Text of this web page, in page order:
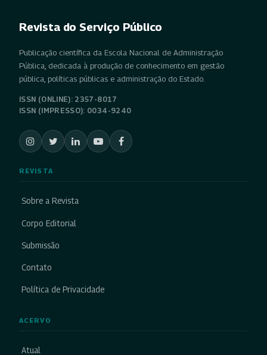
Revista do Serviço Público
Publicação científica da Escola Nacional de Administração
Pública, dedicada à produção de conhecimento em gestão
pública, políticas públicas e administração do Estado.
ISSN (ONLINE): 2357-8017
ISSN (IMPRESSO): 0034-9240
REVISTA
Sobre a Revista
Corpo Editorial
Submissão
Contato
Política de Privacidade
ACERVO
Atual